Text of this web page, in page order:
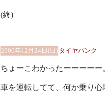
(終)
2006年12月24日(日) タイヤパンク
ちょーこわかったーーーーー
車を運転してて、何か乗り